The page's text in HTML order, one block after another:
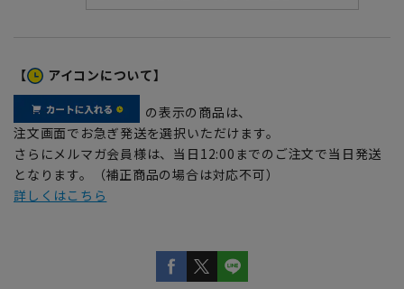
【 アイコンについて】
の表示の商品は、
注文画面でお急ぎ発送を選択いただけます。
さらにメルマガ会員様は、当日12:00までのご注文で当日発送
となります。（補正商品の場合は対応不可）
詳しくはこちら